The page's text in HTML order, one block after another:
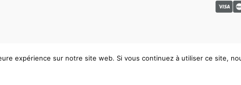
expérience sur notre site web. Si vous continuez à utiliser ce site,